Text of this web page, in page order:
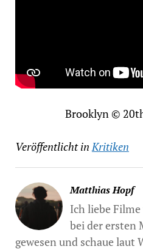
Brooklyn ©
Veröffentlicht in Kritiken
Matthias Hopf
Ich liebe
bei der ersten
gewesen und schaue laut